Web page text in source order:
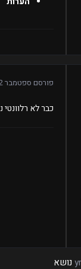
פורסם ספטמבר 22, 2019
כבר לא רלוונטי